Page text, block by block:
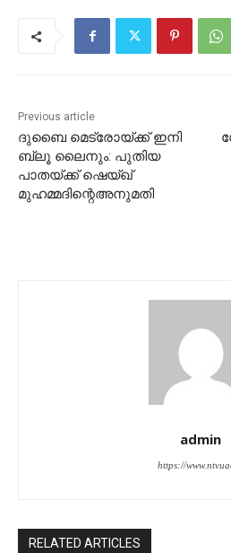
Previous article
ദുബൈ മെട്രോയ്ക്ക് ഇനി
ബ്ലൂ ലൈനും: പുതിയ
പാതയ്ക്ക് ഷെയ്ഖ്
മുഹമ്മദിന്റെഅനുമതി
admin
https://
RELATED ARTICLES